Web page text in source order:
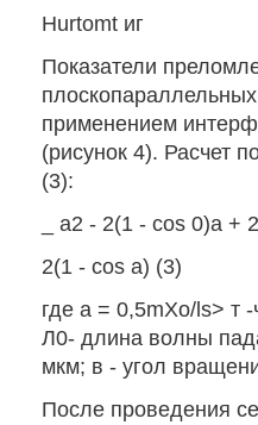
Hurtomt иг
Показатели
применением
(рисунок 4). Расчет
(3):
_ а2 - 2(1 - cos 0)а +
2(1 - cos а) (3)
где а = 0,5mXo/ls> т
Л0- длина волны
мкм; в - угол
После проведения